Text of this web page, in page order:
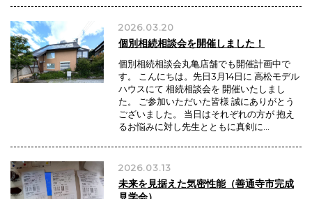
2026.03.20
個別相続相談会を開催しました！
個別相続相談会丸亀店舗でも開催計画中で
す。 こんにちは。先日3月14日に 高松モデル
ハウスにて 相続相談会を 開催いたしまし
た。 ご参加いただいた皆様 誠にありがとう
ございました。 当日はそれぞれの方が 抱え
るお悩みに対し先生とともに真剣に…
2026.03.13
未来を見据えた気密性能（善通寺市完成